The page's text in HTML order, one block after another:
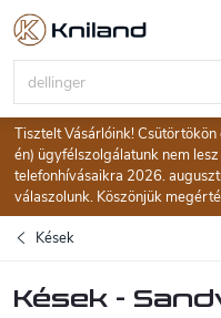
Ugrás
tartalomhoz
Tisztelt Vásárlóink!
én) ügyfélszolgálatunk nem
telefonhívásaikra 2026.
válaszolunk. Köszönjük
Kések
Kések -